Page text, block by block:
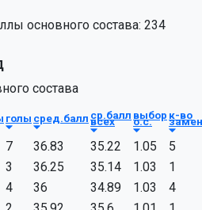
основного состава: 234
состава
голы сред.балл ср.балл
всех выбор
о.с. к-во
замен
7 36.83 35.22 1.05
5
3 36.25 35.14 1.03
1
4 36 34.89 1.03
4